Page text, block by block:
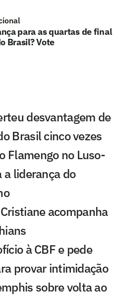
para as quartas de final
Brasil? Vote
desvantagem de
Brasil cinco vezes
Flamengo no Luso-
a liderança do
acompanha
à CBF e pede
provar intimidação
sobre volta ao